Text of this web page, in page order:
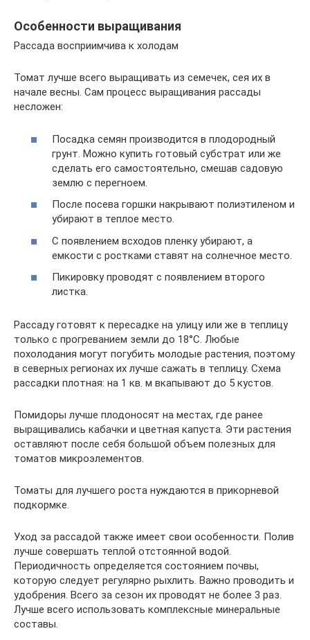
Особенности выращивания
Рассада восприимчива к холодам
Томат лучше всего выращивать из семечек, сея их в
начале весны. Сам процесс выращивания рассады
несложен:
Посадка семян производится в плодородный
грунт. Можно купить готовый субстрат или же
сделать его самостоятельно, смешав садовую
землю с перегноем.
После посева горшки накрывают полиэтиленом и
убирают в теплое место.
С появлением всходов пленку убирают, а
емкости с ростками ставят на солнечное место.
Пикировку проводят с появлением второго
листка.
Рассаду готовят к пересадке на улицу или же в теплицу
только с прогреванием земли до 18°C. Любые
похолодания могут погубить молодые растения, поэтому
в северных регионах их лучше сажать в теплицу. Схема
рассадки плотная: на 1 кв. м вкапывают до 5 кустов.
Помидоры лучше плодоносят на местах, где ранее
выращивались кабачки и цветная капуста. Эти растения
оставляют после себя большой объем полезных для
томатов микроэлементов.
Томаты для лучшего роста нуждаются в прикорневой
подкормке.
Уход за рассадой также имеет свои особенности. Полив
лучше совершать теплой отстоянной водой.
Периодичность определяется состоянием почвы,
которую следует регулярно рыхлить. Важно проводить и
удобрения. Всего за сезон их проводят не более 3 раз.
Лучше всего использовать комплексные минеральные
составы.